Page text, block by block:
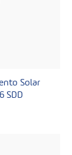
Solar
SDD